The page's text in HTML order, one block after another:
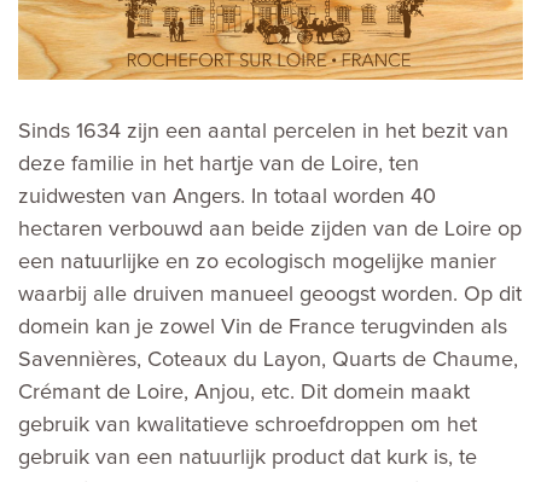
Sinds 1634 zijn een aantal percelen in het bezit van
deze familie in het hartje van de Loire, ten
zuidwesten van Angers. In totaal worden 40
hectaren verbouwd aan beide zijden van de Loire op
een natuurlijke en zo ecologisch mogelijke manier
waarbij alle druiven manueel geoogst worden. Op dit
domein kan je zowel Vin de France terugvinden als
Savennières, Coteaux du Layon, Quarts de Chaume,
Crémant de Loire, Anjou, etc. Dit domein maakt
gebruik van kwalitatieve schroefdroppen om het
gebruik van een natuurlijk product dat kurk is, te